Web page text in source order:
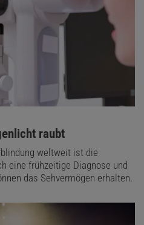
raubt
weltweit ist die
eine frühzeitige Diagnose und
das Sehvermögen erhalten.